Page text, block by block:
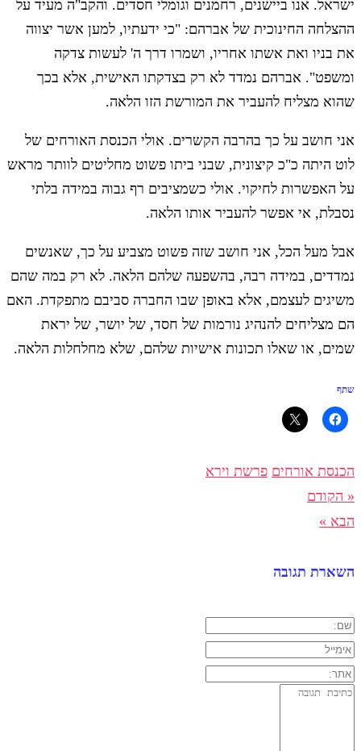
ישראל. אנו ביישנים, רחמנים וגומלי חסדים. והקב"ה מעיד על
ההצלחה החינוכית של אברהם: "כי ידעתיו, למען אשר יצווה
את בניו ואת אשתו אחריו, ושמרו דרך ה' לעשות צדקה
ומשפט". אברהם נמדד לא רק בצדקתו האישית, אלא בכך
שהוא מצליח להעביר את המורשת הזו הלאה.
אני חושב על כך בהרבה הקשרים. אולי הכנסת האורחים של
לוט היתה כ"כ קיצונית, שבני ביתו פשוט מחליטים לוותר מראש
על האפשרות לחיקוי. אולי כשמציבים רף גבוה במידה בלתי
נסבלת, אי אפשר להעביר אותו הלאה.
אבל מעל הכל, אני חושב שזה פשוט מצביע על כך, שאנשים
נמדדים, במידה רבה, בהשפעה שלהם הלאה. לא רק במה שהם
משיגים לעצמם, אלא באופן שבו החברה סביבם מתפקדת. האם
הם מצליחים להנהיג נורמות של חסד, של יושר, של יראת
שמים, או שאלו תכונות אישיות שלהם, שלא מחלחלות הלאה.
שתף
הכנסת אורחים פרשת וירא
« הקודם
הבא »
השארת תגובה